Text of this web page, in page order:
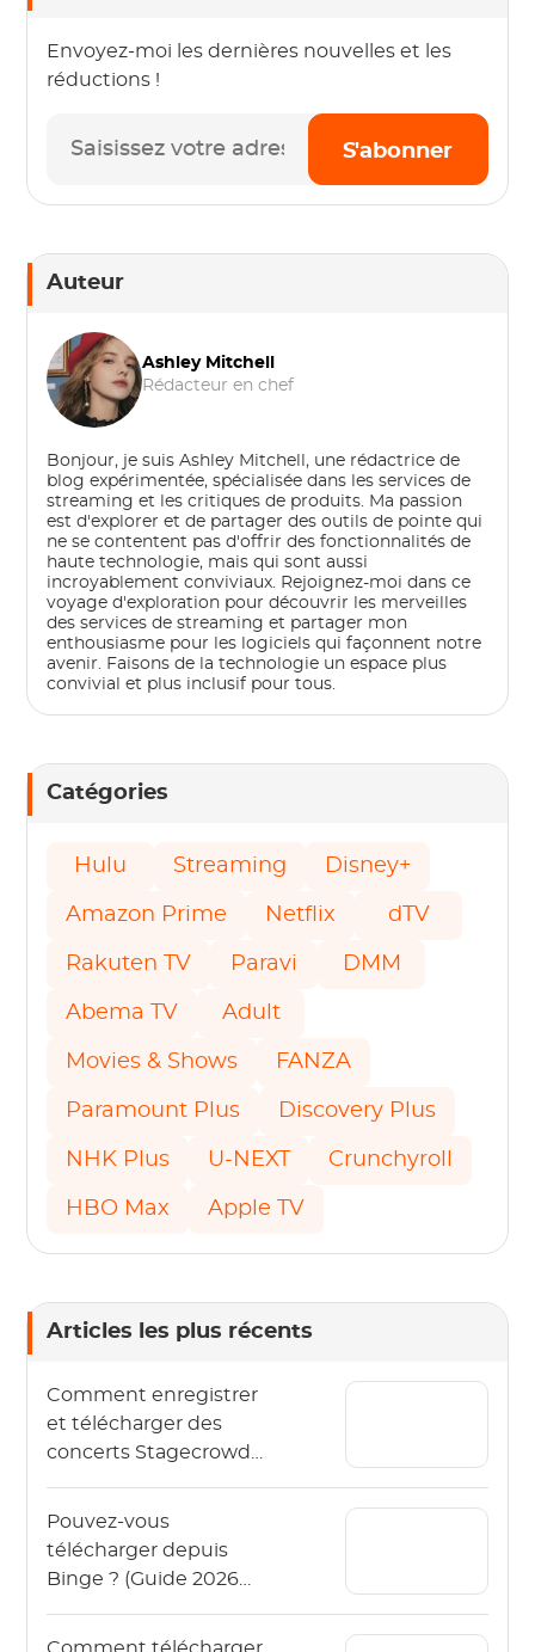
Envoyez-moi les dernières nouvelles et les
réductions !
S'abonner
Auteur
Ashley Mitchell
Rédacteur en chef
Bonjour, je suis Ashley Mitchell, une rédactrice de
blog expérimentée, spécialisée dans les services de
streaming et les critiques de produits. Ma passion
est d'explorer et de partager des outils de pointe qui
ne se contentent pas d'offrir des fonctionnalités de
haute technologie, mais qui sont aussi
incroyablement conviviaux. Rejoignez-moi dans ce
voyage d'exploration pour découvrir les merveilles
des services de streaming et partager mon
enthousiasme pour les logiciels qui façonnent notre
avenir. Faisons de la technologie un espace plus
convivial et plus inclusif pour tous.
Catégories
Hulu Streaming Disney+
Amazon Prime Netflix dTV
Rakuten TV Paravi DMM
Abema TV Adult
Movies & Shows FANZA
Paramount Plus Discovery Plus
NHK Plus U-NEXT Crunchyroll
HBO Max Apple TV
Articles les plus récents
Comment enregistrer
et télécharger des
concerts Stagecrowd
Pouvez-vous
télécharger depuis
Binge ? (Guide 2026